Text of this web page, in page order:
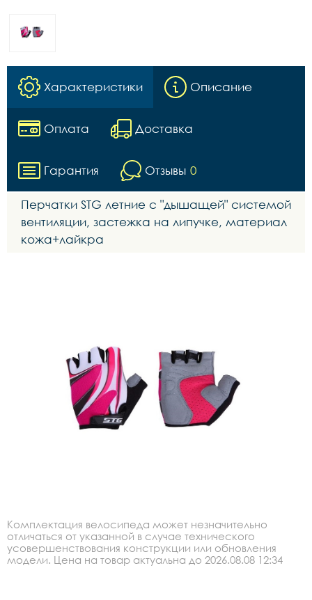
Характеристики Описание
Оплата Доставка
Гарантия Отзывы 0
Перчатки STG летние с "дышащей" системой
вентиляции, застежка на липучке, материал
кожа+лайкра
Комплектация велосипеда может незначительно
отличаться от указанной в случае технического
усовершенствования конструкции или обновления
модели. Цена на товар актуальна до 2026.08.08 12:34